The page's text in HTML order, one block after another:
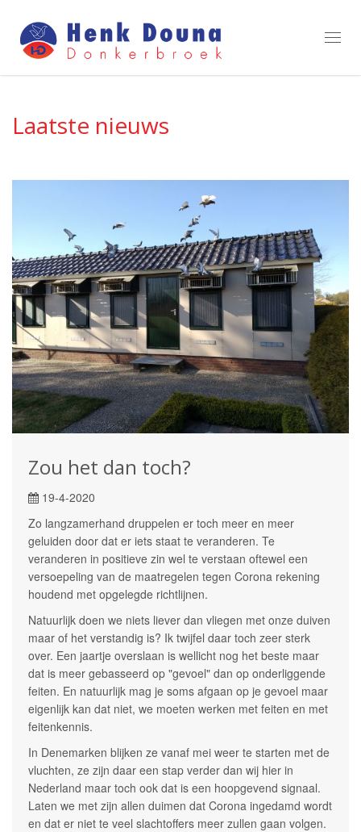
Laatste nieuws
Zou het dan toch?
19-4-2020
Zo langzamerhand druppelen er toch meer en meer
geluiden door dat er iets staat te veranderen. Te
veranderen in positieve zin wel te verstaan oftewel een
versoepeling van de maatregelen tegen Corona rekening
houdend met opgelegde richtlijnen.
Natuurlijk doen we niets liever dan vliegen met onze duiven
maar of het verstandig is? Ik twijfel daar toch zeer sterk
over. Een jaartje overslaan is wellicht nog het beste maar
dat is meer gebasseerd op "gevoel" dan op onderliggende
feiten. En natuurlijk mag je soms afgaan op je gevoel maar
eigenlijk kan dat niet, we moeten werken met feiten en met
feitenkennis.
In Denemarken blijken ze vanaf mei weer te starten met de
vluchten, ze zijn daar een stap verder dan wij hier in
Nederland maar toch ook dat is een hoopgevend signaal.
Laten we met zijn allen duimen dat Corona ingedamd wordt
en dat er niet te veel slachtoffers meer zullen gaan volgen.